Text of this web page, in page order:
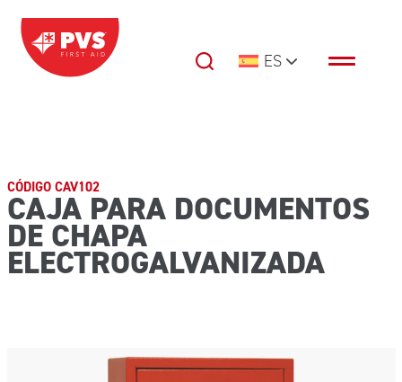
Saltar al contenido
Navegación principal ES
CÓDIGO CAV102
CAJA PARA DOCUMENTOS
DE CHAPA
ELECTROGALVANIZADA